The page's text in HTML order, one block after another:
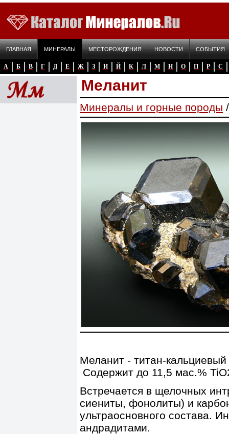
ГЛАВНАЯ МИНЕРАЛЫ МЕСТОРОЖДЕНИЯ НОВОСТИ СОБЫТИЯ
А Б В Г Д Е Ж З И Й К Л М Н О П Р С
Меланит
Минералы и горные породы
Меланит - титан-
Содержит до 11,5 мас.%
Встречается в щелочных
сиениты, фонолиты) и
ультраосновного состава.
андрадитами.